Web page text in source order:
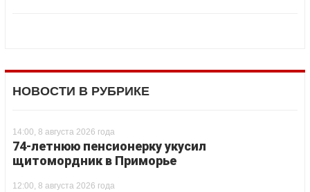
НОВОСТИ В РУБРИКЕ
14:00, 8 августа 2026 года
74-летнюю пенсионерку укусил
щитомордник в Приморье
12:00, 8 августа 2026 года